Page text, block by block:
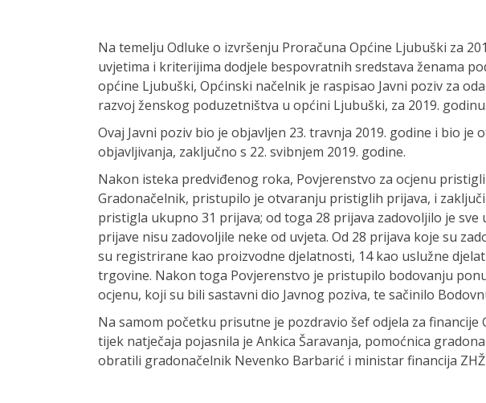
Na temelju Odluke o izvršenju Proračuna Općine Ljubuški za
uvjetima i kriterijima dodjele bespovratnih sredstava ženama
općine Ljubuški, Općinski načelnik je raspisao Javni poziv za
razvoj ženskog poduzetništva u općini Ljubuški, za 2019. godinu.
Ovaj Javni poziv bio je objavljen 23. travnja 2019. godine i bio je
objavljivanja, zaključno s 22. svibnjem 2019. godine.
Nakon isteka predviđenog roka, Povjerenstvo za ocjenu
Gradonačelnik, pristupilo je otvaranju pristiglih prijava, i
pristigla ukupno 31 prijava; od toga 28 prijava zadovoljilo je sve
prijave nisu zadovoljile neke od uvjeta. Od 28 prijava koje su
su registrirane kao proizvodne djelatnosti, 14 kao uslužne
trgovine. Nakon toga Povjerenstvo je pristupilo bodovanju
ocjenu, koji su bili sastavni dio Javnog poziva, te sačinilo
Na samom početku prisutne je pozdravio šef odjela za financije
tijek natječaja pojasnila je Ankica Šaravanja, pomoćnica
obratili gradonačelnik Nevenko Barbarić i ministar financija